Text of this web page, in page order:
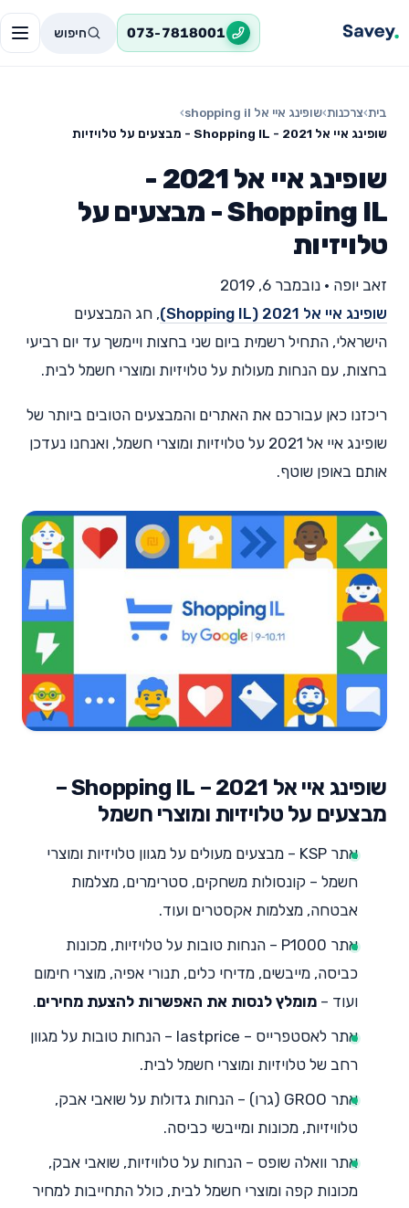
073-7818001 חיפוש
בית›צרכנות›שופינג איי אל shopping il
›
שופינג איי אל 2021 - Shopping IL - מבצעים על טלויזיות
שופינג איי אל 2021 -
Shopping IL - מבצעים על
טלויזיות
זאב יופה • נובמבר 6, 2019
שופינג איי אל 2021 (Shopping IL)
, חג המבצעים
הישראלי, התחיל רשמית ביום שני בחצות ויימשך עד יום רביעי
בחצות, עם הנחות מעולות על טלויזיות ומוצרי חשמל לבית.
ריכזנו כאן עבורכם את האתרים והמבצעים הטובים ביותר של
שופינג איי אל 2021 על טלויזיות ומוצרי חשמל, ואנחנו נעדכן
אותם באופן שוטף.
שופינג איי אל 2021 – Shopping IL –
מבצעים על טלויזיות ומוצרי חשמל
אתר KSP
– מבצעים מעולים על מגוון טלויזיות ומוצרי
חשמל – קונסולות משחקים, סטרימרים, מצלמות
אבטחה, מצלמות אקסטרים ועוד.
אתר P1000 – הנחות טובות על טלויזיות, מכונות
כביסה, מייבשים, מדיחי כלים, תנורי אפיה, מוצרי חימום
ועוד – מומלץ לנסות את האפשרות להצעת מחירים.
אתר לאסטפרייס – lastprice
– הנחות טובות על מגוון
רחב של טלויזיות ומוצרי חשמל לבית.
אתר GROO (גרו)
– הנחות גדולות על שואבי אבק,
טלוויזיות, מכונות ומייבשי כביסה.
אתר וואלה שופס – הנחות על טלוויזיות, שואבי אבק,
מכונות קפה ומוצרי חשמל לבית, כולל התחייבות למחיר